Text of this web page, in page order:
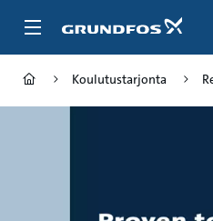
pääsisältöön
Koulutustarjonta